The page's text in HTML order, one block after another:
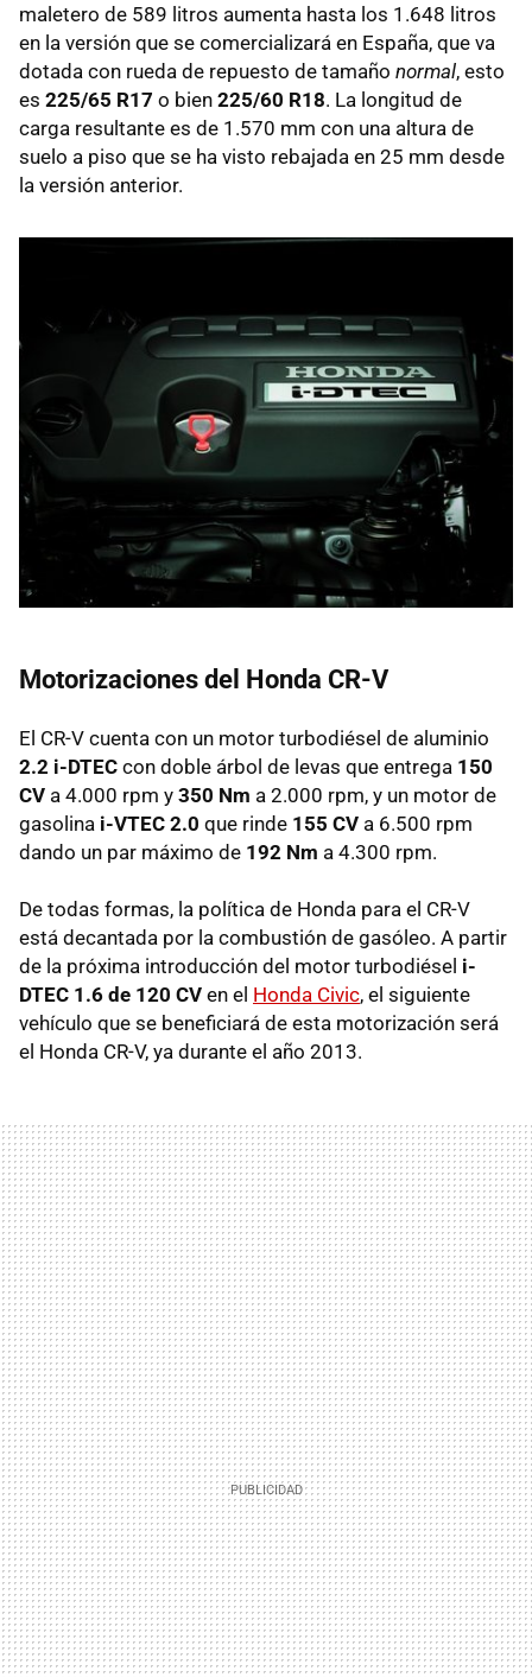
maletero de 589 litros aumenta hasta los 1.648 litros
en la versión que se comercializará en España, que va
dotada con rueda de repuesto de tamaño normal, esto
es 225/65 R17 o bien 225/60 R18. La longitud de
carga resultante es de 1.570 mm con una altura de
suelo a piso que se ha visto rebajada en 25 mm desde
la versión anterior.
Motorizaciones del Honda CR-V
El CR-V cuenta con un motor turbodiésel de aluminio
2.2 i-DTEC con doble árbol de levas que entrega 150
CV a 4.000 rpm y 350 Nm a 2.000 rpm, y un motor de
gasolina i-VTEC 2.0 que rinde 155 CV a 6.500 rpm
dando un par máximo de 192 Nm a 4.300 rpm.
De todas formas, la política de Honda para el CR-V
está decantada por la combustión de gasóleo. A partir
de la próxima introducción del motor turbodiésel i-
DTEC 1.6 de 120 CV en el Honda Civic, el siguiente
vehículo que se beneficiará de esta motorización será
el Honda CR-V, ya durante el año 2013.